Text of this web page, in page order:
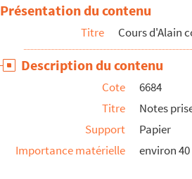
Présentation du contenu
Titre Cours d'Alain
Description du contenu
Cote
6684
Titre
Notes
Support
Papier
Importance matérielle
environ